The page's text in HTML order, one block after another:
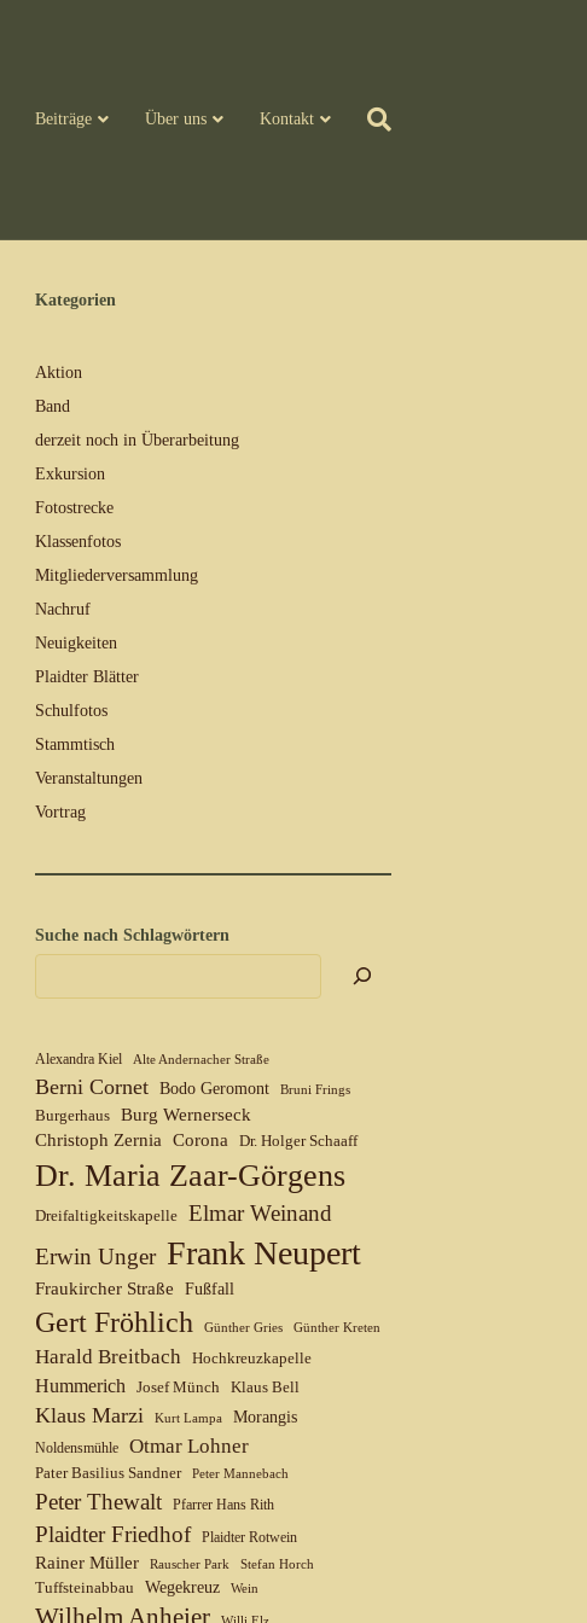
Beiträge Über uns Kontakt
Kategorien
Aktion
Band
derzeit noch in Überarbeitung
Exkursion
Fotostrecke
Klassenfotos
Mitgliederversammlung
Nachruf
Neuigkeiten
Plaidter Blätter
Schulfotos
Stammtisch
Veranstaltungen
Vortrag
Suche nach Schlagwörtern
Alexandra Kiel Alte Andernacher Straße
Berni Cornet Bodo Geromont Bruni Frings
Burgerhaus Burg Wernerseck
Christoph Zernia
Corona Dr. Holger Schaaff
Dr. Maria Zaar-Görgens
Dreifaltigkeitskapelle Elmar Weinand
Erwin Unger Frank Neupert
Fraukircher Straße Fußfall
Gert Fröhlich Günther Gries Günther Kreten
Harald Breitbach Hochkreuzkapelle
Hummerich Josef Münch Klaus Bell
Klaus Marzi Kurt Lampa Morangis
Noldensmühle Otmar Lohner
Pater Basilius Sandner Peter Mannebach
Peter Thewalt Pfarrer Hans Rith
Plaidter Friedhof Plaidter Rotwein
Rainer Müller Rauscher Park Stefan Horch
Tuffsteinabbau Wegekreuz Wein
Wilhelm Anheier